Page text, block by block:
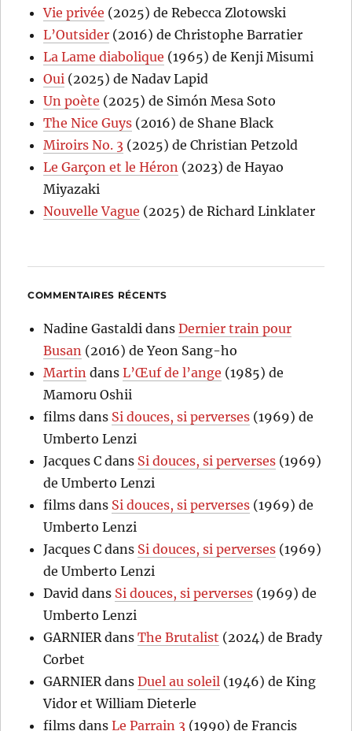
Vie privée (2025) de Rebecca Zlotowski
L’Outsider (2016) de Christophe Barratier
La Lame diabolique (1965) de Kenji Misumi
Oui (2025) de Nadav Lapid
Un poète (2025) de Simón Mesa Soto
The Nice Guys (2016) de Shane Black
Miroirs No. 3 (2025) de Christian Petzold
Le Garçon et le Héron (2023) de Hayao
Miyazaki
Nouvelle Vague (2025) de Richard Linklater
COMMENTAIRES RÉCENTS
Nadine Gastaldi dansDernier train pour
Busan (2016) de Yeon Sang-ho
Martin dansL’Œuf de l’ange (1985) de
Mamoru Oshii
films dans Si douces, si perverses (1969) de
Umberto Lenzi
Jacques C dans Si douces, si perverses (1969)
de Umberto Lenzi
films dans Si douces, si perverses (1969) de
Umberto Lenzi
Jacques C dans Si douces, si perverses (1969)
de Umberto Lenzi
David dans Si douces, si perverses (1969) de
Umberto Lenzi
GARNIERdansThe Brutalist (2024) de Brady
Corbet
GARNIERdansDuel au soleil (1946) de King
Vidor et William Dieterle
films dansLe Parrain 3 (1990) de Francis